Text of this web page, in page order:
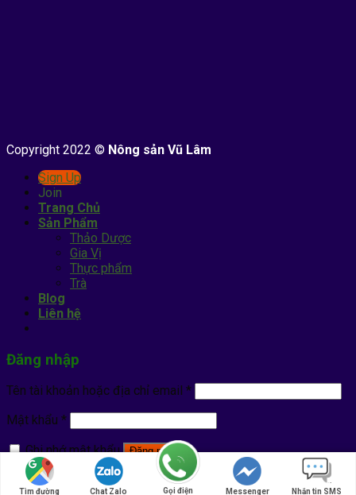
Copyright 2022 © Nông sản Vũ Lâm
Sign Up
Join
Trang Chủ
Sản Phẩm
Thảo Dược
Gia Vị
Thực phẩm
Trà
Blog
Liên hệ
Tìm đường Chat Zalo Gọi điện Messenger Nhắn tin SMS
Đăng nhập
Tên tài khoản hoặc địa chỉ email *
Mật khẩu *
Ghi nhớ mật khẩu
Đăng nhập
Quên mật khẩu?